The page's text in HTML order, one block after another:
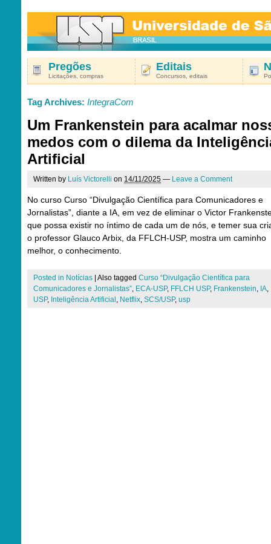
Pregões
Licitações, compras
Editais
Concursos, editais
Tag Archives: IntegraCom
Um Frankenstein para acalmar
medos com o dilema da
Artificial
Written by Luís Victorelli on 14/11/2025 — Leave a Comment
No curso Curso “Divulgação Científica para Comunicadores e
Jornalistas”, diante a IA, em vez de eliminar o Victor
que possa existir no íntimo de cada um de nós, e temer sua
o professor Glauco Arbix, da FFLCH-USP, mostra um caminho
melhor, o conhecimento.
Posted in Notícias Also tagged Curso “Divulgação Científica para
Comunicadores e Jornalistas”, ECA-USP, FFLCH USP, Frankenstein, IA,
USP, Inteligência Artificial , Netflix, SCS/USP, usp